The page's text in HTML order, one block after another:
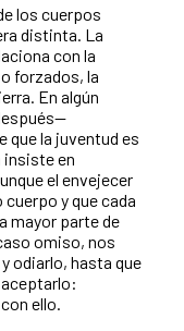
los cuerpos
distinta. La
con la
forzados, la
En algún
que la juventud es
insiste en
el envejecer
y que cada
mayor parte de
omiso, nos
odiarlo, hasta que
aceptarlo:
ello.